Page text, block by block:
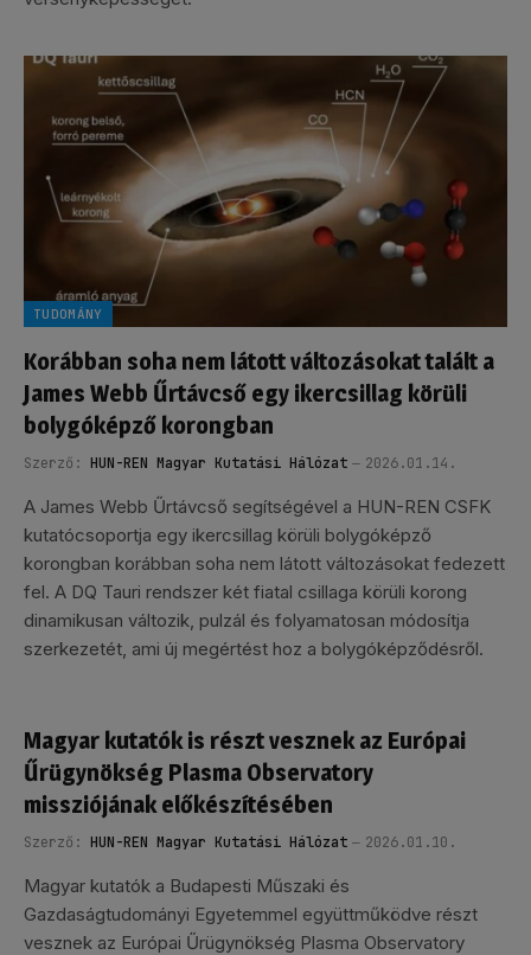
TUDOMÁNY
Korábban soha nem látott változásokat talált a
James Webb Űrtávcső egy ikercsillag körüli
bolygóképző korongban
Szerző: HUN-REN Magyar Kutatási Hálózat 2026.01.14.
A James Webb Űrtávcső segítségével a HUN-REN CSFK
kutatócsoportja egy ikercsillag körüli bolygóképző
korongban korábban soha nem látott változásokat fedezett
fel. A DQ Tauri rendszer két fiatal csillaga körüli korong
dinamikusan változik, pulzál és folyamatosan módosítja
szerkezetét, ami új megértést hoz a bolygóképződésről.
Magyar kutatók is részt vesznek az Európai
Űrügynökség Plasma Observatory
missziójának előkészítésében
Szerző: HUN-REN Magyar Kutatási Hálózat 2026.01.10.
Magyar kutatók a Budapesti Műszaki és
Gazdaságtudományi Egyetemmel együttműködve részt
vesznek az Európai Űrügynökség Plasma Observatory